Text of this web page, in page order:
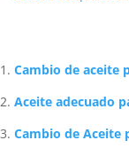
Cambio de aceite
Aceite adecuado
Cambio de Aceite